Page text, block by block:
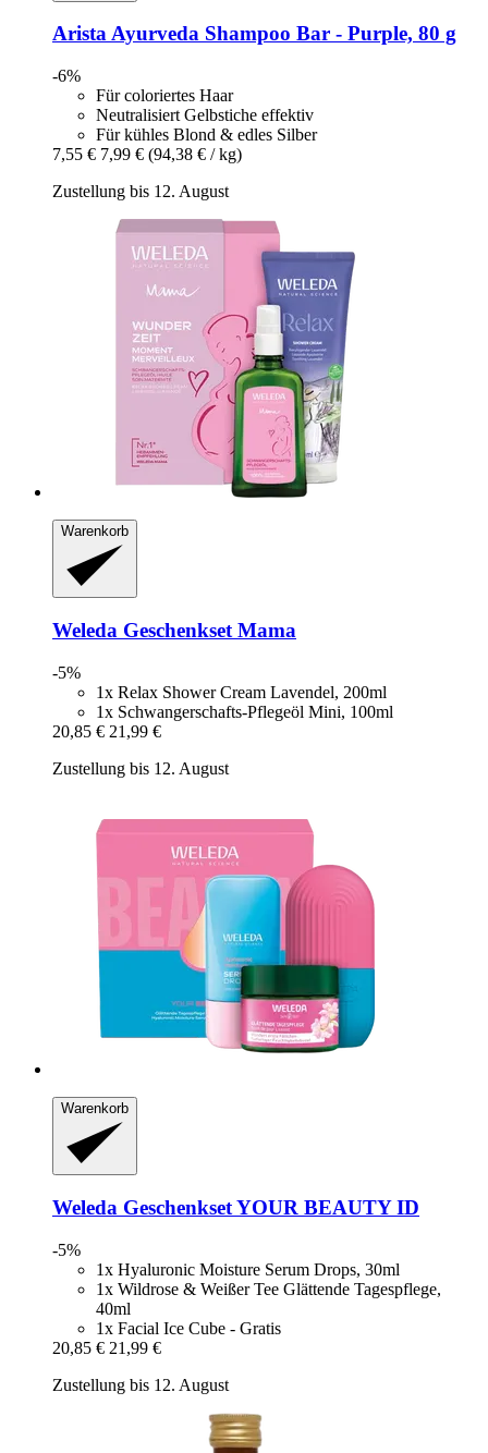
Arista Ayurveda Shampoo Bar -​ Purple, 80 g
-6%
Für coloriertes Haar
Neutralisiert Gelbstiche effektiv
Für kühles Blond & edles Silber
7,55 € 7,99 € (94,38 € / kg)
Zustellung bis 12. August
Warenkorb
Weleda Geschenkset Mama
-5%
1x Relax Shower Cream Lavendel, 200ml
1x Schwangerschafts-Pflegeöl Mini, 100ml
20,85 € 21,99 €
Zustellung bis 12. August
Warenkorb
Weleda Geschenkset YOUR BEAUTY ID
-5%
1x Hyaluronic Moisture Serum Drops, 30ml
1x Wildrose & Weißer Tee Glättende Tagespflege,
40ml
1x Facial Ice Cube - Gratis
20,85 € 21,99 €
Zustellung bis 12. August